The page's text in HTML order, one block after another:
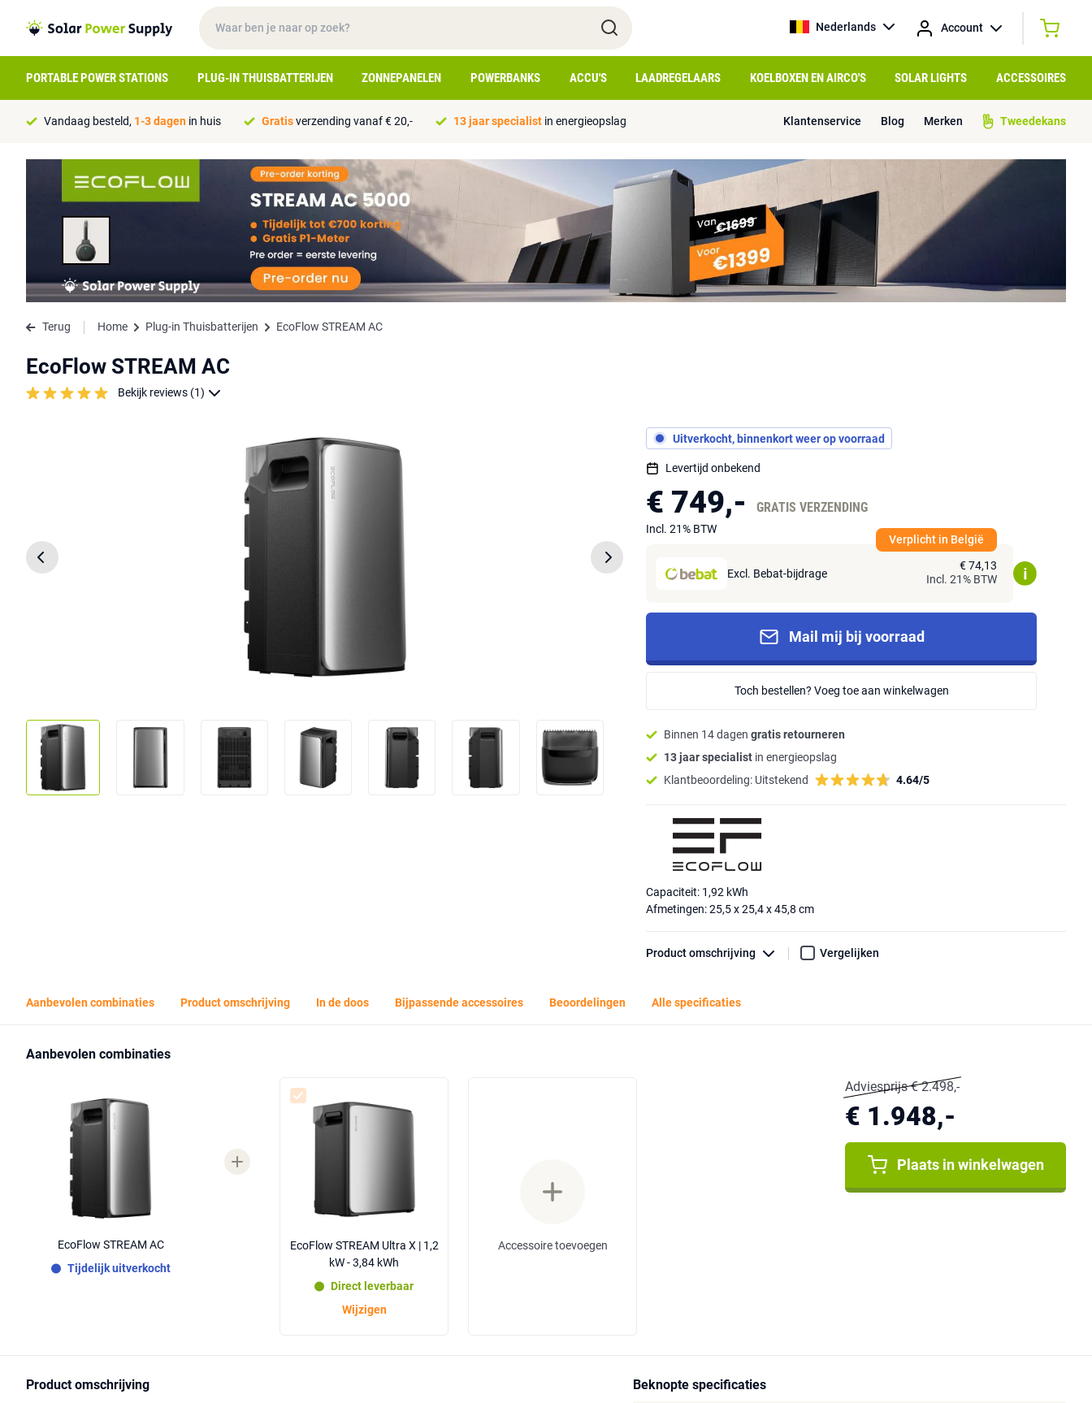
Nederlands Account
PORTABLE POWER STATIONS PLUG-IN THUISBATTERIJEN ZONNEPANELEN POWERBANKS ACCU'S LAADREGELAARS KOELBOXEN EN AIRCO'S SOLAR LIGHTS ACCESSOIRES
Vandaag besteld, 1-3 dagen in huis Gratisverzending vanaf € 20,- 13 jaar specialist in energieopslag Klantenservice Blog Merken Tweedekans
Terug Home Plug-in Thuisbatterijen EcoFlow STREAM AC
EcoFlow STREAM AC
Bekijk reviews (1)
Uitverkocht, binnenkort weer op voorraad
Levertijd onbekend
€ 749,- GRATIS VERZENDING
Incl. 21% BTW
Excl. Bebat-bijdrage
€ 74,13
Incl. 21% BTW
Verplicht in België
Mail mij bij voorraad
Toch bestellen? Voeg toe aan winkelwagen
Binnen 14 dagen gratis retourneren
13 jaar specialist in energieopslag
Klantbeoordeling: Uitstekend 4.64/5
Capaciteit: 1,92 kWh
Afmetingen: 25,5 x 25,4 x 45,8 cm
Product omschrijving Vergelijken
Aanbevolen combinaties Product omschrijving In de doos Bijpassende accessoires Beoordelingen Alle specificaties
Aanbevolen combinaties
EcoFlow STREAM AC
Tijdelijk uitverkocht
EcoFlow STREAM Ultra X | 1,2
kW - 3,84 kWh
Direct leverbaar
Wijzigen
Accessoire toevoegen
€ 1.948,-
Adviesprijs € 2.498,-
Plaats in winkelwagen
Product omschrijving Beknopte specificaties